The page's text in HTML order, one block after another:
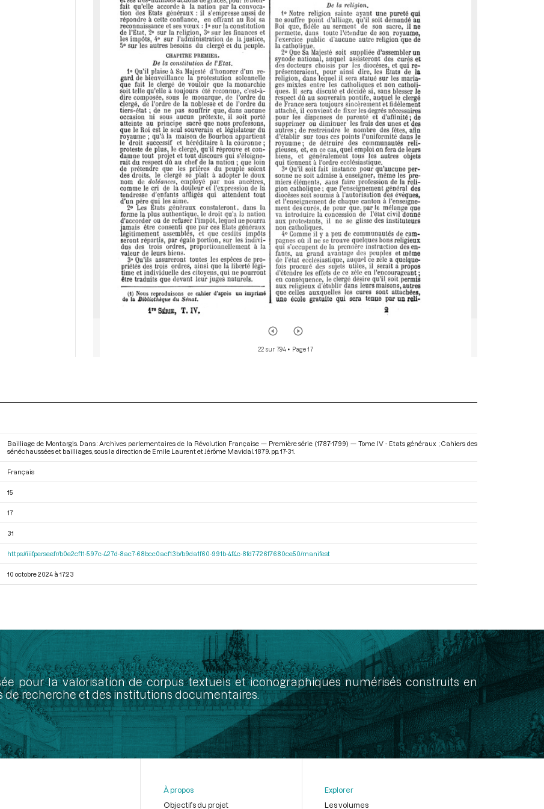
22 sur 794• Page 17
Bailliage de Montargis. Dans : Archives parlementaires de la Révolution Française — Première série (1787-1799) — Tome IV - Etats généraux ; Cahiers des
sénéchaussées et bailliages, sous la direction de Emile Laurent et Jérôme Mavidal. 1879. pp. 17-31.
Français
15
17
31
https://iiif.persee.fr/b0e2cf11-597c-427d-8ac7-68bcc0acf13b/b9da1f60-991b-4f4c-8fd7-726f7680ce50/manifest
10 octobre 2024 à 17:23
pour la valorisation de corpus textuels et iconographiques numérisés construits en
recherche et des institutions documentaires.
À propos
Objectifs du projet
Explorer
Les volumes